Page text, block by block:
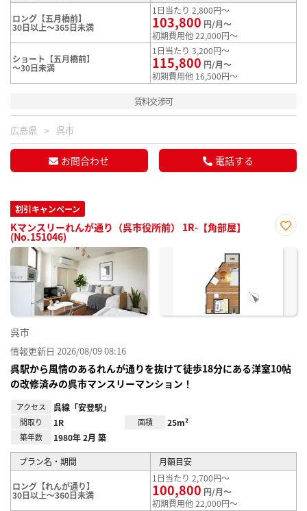
ロング【五月橋前】
30日以上～365日未満
1日当たり 2,800円～
103,800 円/月～
初期費用他 22,000円～
ショート【五月橋前】
～30日未満
1日当たり 3,200円～
115,800 円/月～
初期費用他 16,500円～
賃料交渉可
広島県 呉市
お問合わせ 電話する
割引キャンペーン
Kマンスリーれんが通り（呉市役所前） 1R-【角部屋】
(No.151046)
に入
呉市
情報更新日 2026/08/09 08:16
呉駅から風情のあるれんが通りを抜けて徒歩18分にある洋室10帖
の改修済みの呉市マンスリーマンション！
アクセス 呉線「安登駅」
間取り 1R 面積 25m²
築年数 1980年 2月 築
プラン名・期間 月額目安
ロング【れんが通り】
30日以上～360日未満
1日当たり 2,700円～
100,800 円/月～
初期費用他 22,000円～